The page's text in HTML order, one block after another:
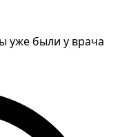
уже были у врача